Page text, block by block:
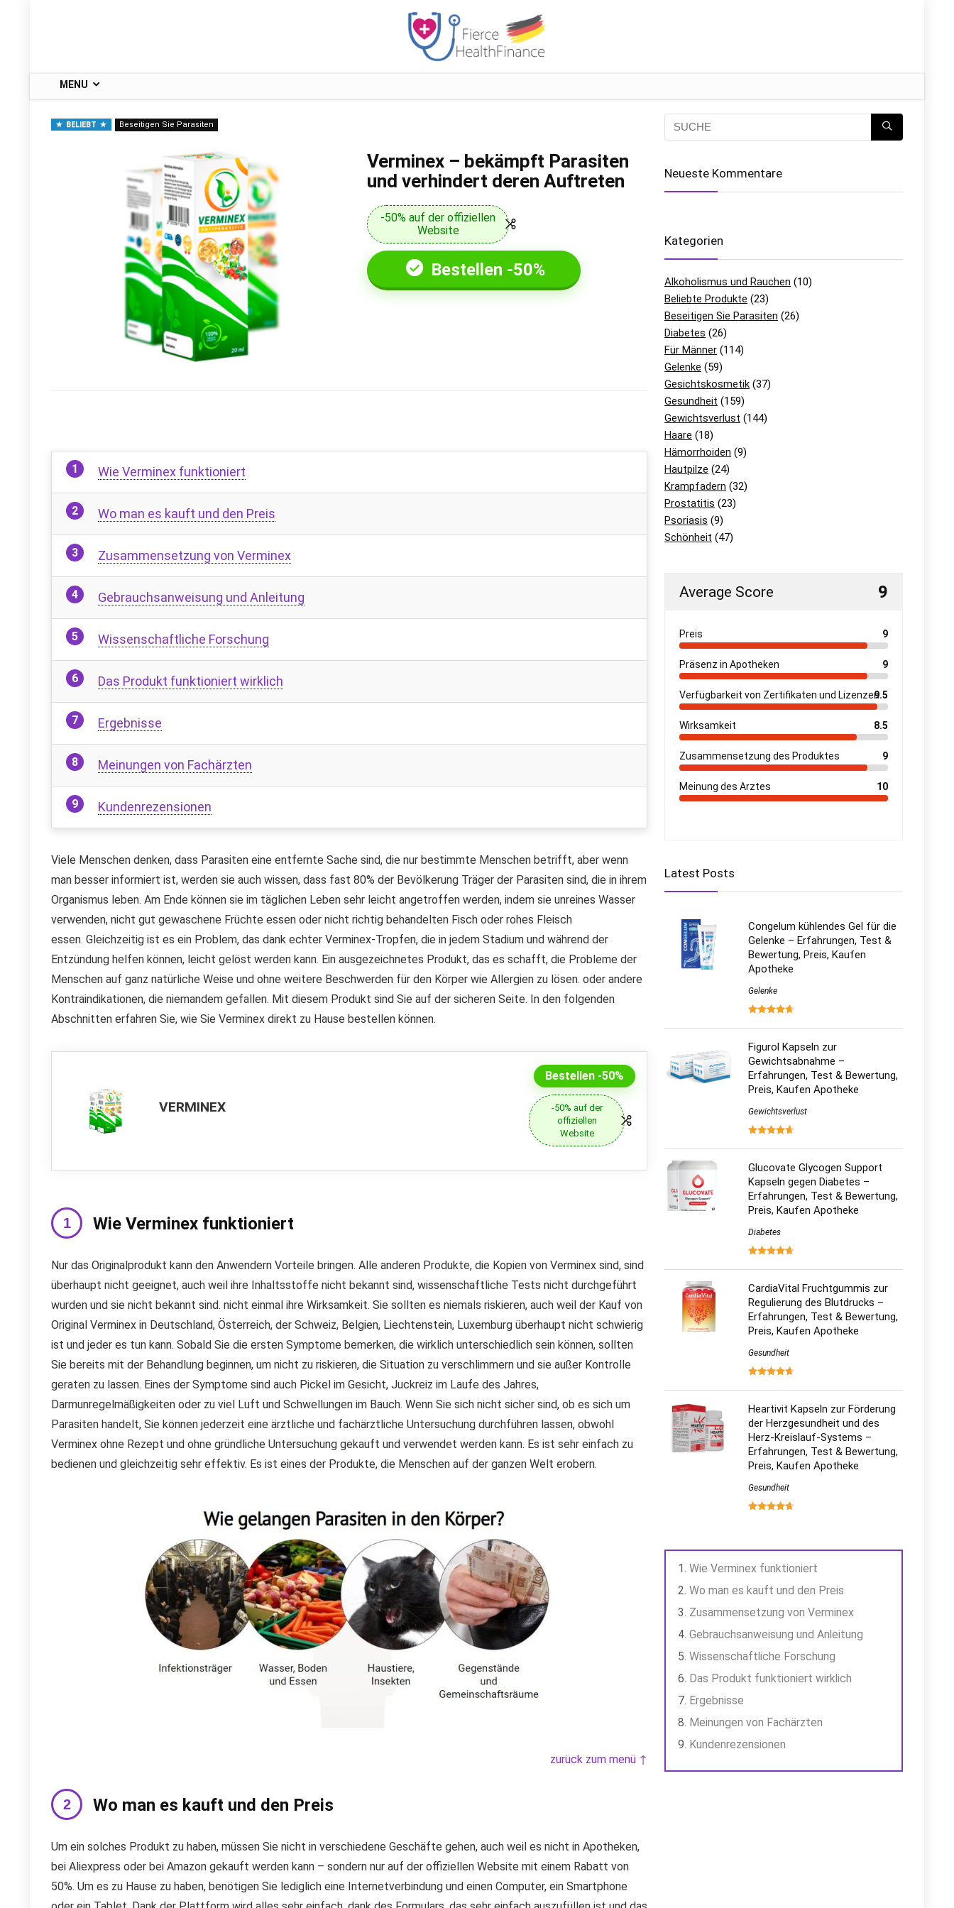
MENU
BELIEBT Beseitigen Sie Parasiten
Verminex – bekämpft Parasiten
und verhindert deren Auftreten
-50% auf der offiziellen
Website
Bestellen -50%
Wie Verminex funktioniert
Wo man es kauft und den Preis
Zusammensetzung von Verminex
Gebrauchsanweisung und Anleitung
Wissenschaftliche Forschung
Das Produkt funktioniert wirklich
Ergebnisse
Meinungen von Fachärzten
Kundenrezensionen
Viele Menschen denken, dass Parasiten eine entfernte Sache sind, die nur bestimmte Menschen betrifft, aber wenn
man besser informiert ist, werden sie auch wissen, dass fast 80% der Bevölkerung Träger der Parasiten sind, die in ihrem
Organismus leben. Am Ende können sie im täglichen Leben sehr leicht angetroffen werden, indem sie unreines Wasser
verwenden, nicht gut gewaschene Früchte essen oder nicht richtig behandelten Fisch oder rohes Fleisch
essen. Gleichzeitig ist es ein Problem, das dank echter Verminex-Tropfen, die in jedem Stadium und während der
Entzündung helfen können, leicht gelöst werden kann. Ein ausgezeichnetes Produkt, das es schafft, die Probleme der
Menschen auf ganz natürliche Weise und ohne weitere Beschwerden für den Körper wie Allergien zu lösen. oder andere
Kontraindikationen, die niemandem gefallen. Mit diesem Produkt sind Sie auf der sicheren Seite. In den folgenden
Abschnitten erfahren Sie, wie Sie Verminex direkt zu Hause bestellen können.
VERMINEX
Bestellen -50%
-50% auf der
offiziellen
Website
Wie Verminex funktioniert
Nur das Originalprodukt kann den Anwendern Vorteile bringen. Alle anderen Produkte, die Kopien von Verminex sind, sind
überhaupt nicht geeignet, auch weil ihre Inhaltsstoffe nicht bekannt sind, wissenschaftliche Tests nicht durchgeführt
wurden und sie nicht bekannt sind. nicht einmal ihre Wirksamkeit. Sie sollten es niemals riskieren, auch weil der Kauf von
Original Verminex in Deutschland, Österreich, der Schweiz, Belgien, Liechtenstein, Luxemburg überhaupt nicht schwierig
ist und jeder es tun kann. Sobald Sie die ersten Symptome bemerken, die wirklich unterschiedlich sein können, sollten
Sie bereits mit der Behandlung beginnen, um nicht zu riskieren, die Situation zu verschlimmern und sie außer Kontrolle
geraten zu lassen. Eines der Symptome sind auch Pickel im Gesicht, Juckreiz im Laufe des Jahres,
Darmunregelmäßigkeiten oder zu viel Luft und Schwellungen im Bauch. Wenn Sie sich nicht sicher sind, ob es sich um
Parasiten handelt, Sie können jederzeit eine ärztliche und fachärztliche Untersuchung durchführen lassen, obwohl
Verminex ohne Rezept und ohne gründliche Untersuchung gekauft und verwendet werden kann. Es ist sehr einfach zu
bedienen und gleichzeitig sehr effektiv. Es ist eines der Produkte, die Menschen auf der ganzen Welt erobern.
zurück zum menü ↑
Wo man es kauft und den Preis
Um ein solches Produkt zu haben, müssen Sie nicht in verschiedene Geschäfte gehen, auch weil es nicht in Apotheken,
bei Aliexpress oder bei Amazon gekauft werden kann – sondern nur auf der offiziellen Website mit einem Rabatt von
50%. Um es zu Hause zu haben, benötigen Sie lediglich eine Internetverbindung und einen Computer, ein Smartphone
Neueste Kommentare
Kategorien
Alkoholismus und Rauchen (10)
Beliebte Produkte (23)
Beseitigen Sie Parasiten (26)
Diabetes (26)
Für Männer (114)
Gelenke (59)
Gesichtskosmetik (37)
Gesundheit (159)
Gewichtsverlust (144)
Haare (18)
Hämorrhoiden (9)
Hautpilze (24)
Krampfadern (32)
Prostatitis (23)
Psoriasis (9)
Schönheit (47)
Average Score 9
Preis 9
Präsenz in Apotheken 9
Verfügbarkeit von Zertifikaten und Lizenzen9.5
Wirksamkeit 8.5
Zusammensetzung des Produktes 9
Meinung des Arztes 10
Latest Posts
Congelum kühlendes Gel für die
Gelenke – Erfahrungen, Test &
Bewertung, Preis, Kaufen
Apotheke
Gelenke
Figurol Kapseln zur
Gewichtsabnahme –
Erfahrungen, Test & Bewertung,
Preis, Kaufen Apotheke
Gewichtsverlust
Glucovate Glycogen Support
Kapseln gegen Diabetes –
Erfahrungen, Test & Bewertung,
Preis, Kaufen Apotheke
Diabetes
CardiaVital Fruchtgummis zur
Regulierung des Blutdrucks –
Erfahrungen, Test & Bewertung,
Preis, Kaufen Apotheke
Gesundheit
Heartivit Kapseln zur Förderung
der Herzgesundheit und des
Herz-Kreislauf-Systems –
Erfahrungen, Test & Bewertung,
Preis, Kaufen Apotheke
Gesundheit
Wie Verminex funktioniert
Wo man es kauft und den Preis
Zusammensetzung von Verminex
Gebrauchsanweisung und Anleitung
Wissenschaftliche Forschung
Das Produkt funktioniert wirklich
Ergebnisse
Meinungen von Fachärzten
Kundenrezensionen